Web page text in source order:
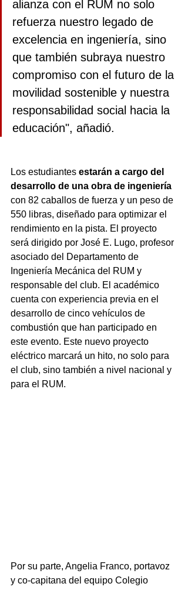
alianza con el RUM no solo
refuerza nuestro legado de
excelencia en ingeniería, sino
que también subraya nuestro
compromiso con el futuro de la
movilidad sostenible y nuestra
responsabilidad social hacia la
educación", añadió.
Los estudiantes estarán a cargo del
desarrollo de una obra de ingeniería
con 82 caballos de fuerza y un peso de
550 libras, diseñado para optimizar el
rendimiento en la pista. El proyecto
será dirigido por José E. Lugo, profesor
asociado del Departamento de
Ingeniería Mecánica del RUM y
responsable del club. El académico
cuenta con experiencia previa en el
desarrollo de cinco vehículos de
combustión que han participado en
este evento. Este nuevo proyecto
eléctrico marcará un hito, no solo para
el club, sino también a nivel nacional y
para el RUM.
Por su parte, Angelia Franco, portavoz
y co-capitana del equipo Colegio